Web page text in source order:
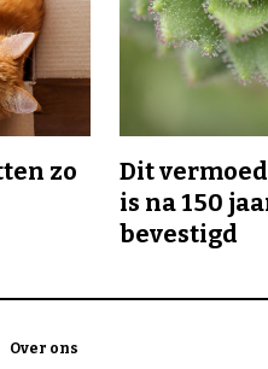
zo
Dit
is na 150
bevestigd
Over ons